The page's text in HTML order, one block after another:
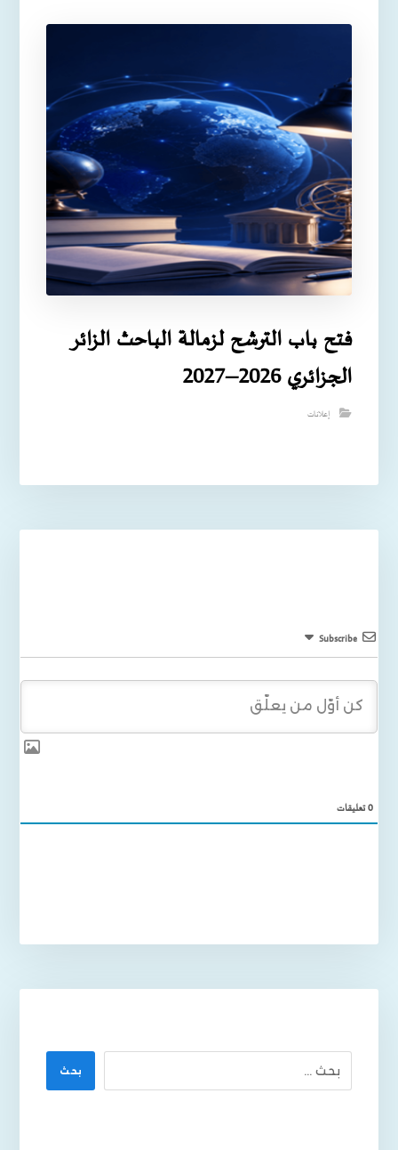
فتح باب الترشح لزمالة الباحث الزائر
الجزائري 2026–2027
إعلانات
Subscribe
0تعليقات
بحث